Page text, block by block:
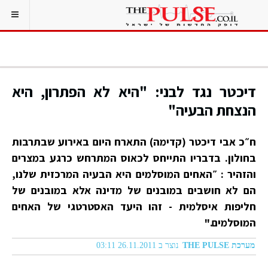
דיכטר נגד לבני: "היא לא הפתרון, היא
הנצחת הבעיה"
ח״כ אבי דיכטר (קדימה) התארח היום באירוע שבתרבות
בחולון. בדבריו התייחס לכאוס המתרחש כרגע במצרים
והזהיר : ״האחים המוסלמים היא הבעיה המרכזית שלנו,
הם לא חושבים במובנים של מדינה אלא במובנים של
חליפות איסלמית - זהו היעד האסטרטגי של האחים
המוסלמים."
מערכת THE PULSE נוצר ב 26.11.2011 03:11